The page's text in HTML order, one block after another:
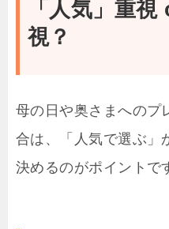
「人気」重
視？
母の日や奥さまへのプ
合は、「人気で選ぶ」
決めるのがポイントで